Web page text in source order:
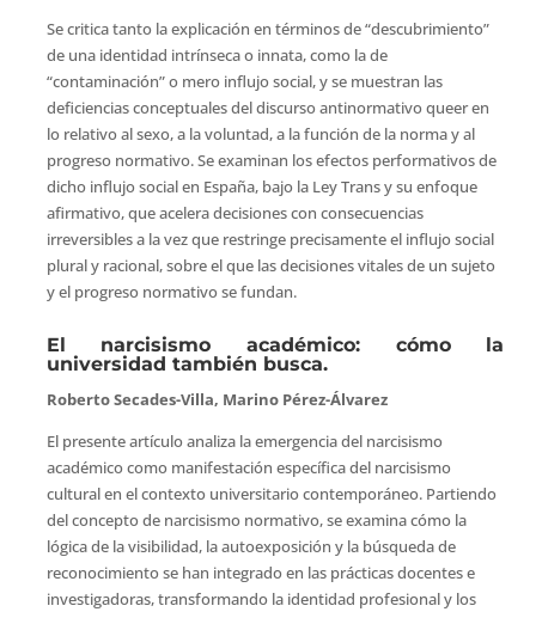
Se critica tanto la explicación en términos de “descubrimiento”
de una identidad intrínseca o innata, como la de
“contaminación” o mero influjo social, y se muestran las
deficiencias conceptuales del discurso antinormativo queer en
lo relativo al sexo, a la voluntad, a la función de la norma y al
progreso normativo. Se examinan los efectos performativos de
dicho influjo social en España, bajo la Ley Trans y su enfoque
afirmativo, que acelera decisiones con consecuencias
irreversibles a la vez que restringe precisamente el influjo social
plural y racional, sobre el que las decisiones vitales de un sujeto
y el progreso normativo se fundan.
El narcisismo académico: cómo la
universidad también busca.
Roberto Secades-Villa, Marino Pérez-Álvarez
El presente artículo analiza la emergencia del narcisismo
académico como manifestación específica del narcisismo
cultural en el contexto universitario contemporáneo. Partiendo
del concepto de narcisismo normativo, se examina cómo la
lógica de la visibilidad, la autoexposición y la búsqueda de
reconocimiento se han integrado en las prácticas docentes e
investigadoras, transformando la identidad profesional y los